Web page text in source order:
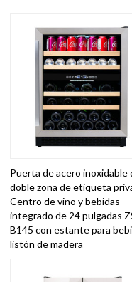
Puerta de acero inoxidable
doble zona de etiqueta
Centro de vino y bebidas
integrado de 24 pulgadas
B145 con estante para
listón de madera